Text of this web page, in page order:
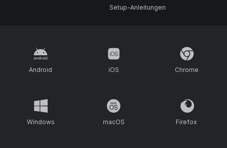
Setup-Anleitungen
Android iOS Chrome
Windows macOS Firefox